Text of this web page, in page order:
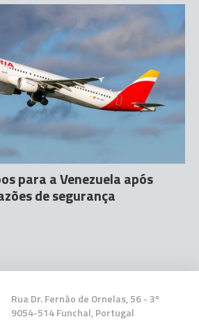
para a Venezuela após
de segurança
Rua Dr. Fernão de Ornelas, 56 - 3º
9054-514 Funchal, Portugal